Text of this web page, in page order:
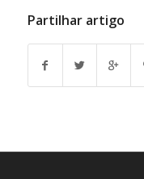
Partilhar artigo